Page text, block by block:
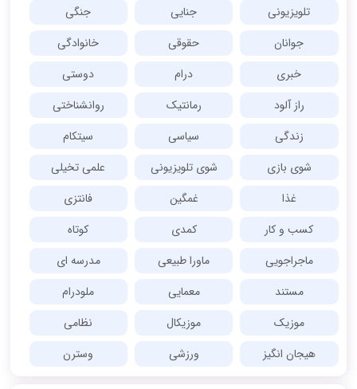
تلویزیونی
جنایی
جنگی
جوانان
حقوقی
خانوادگی
خبری
درام
دوستی
راز آلود
رمانتیک
روانشناختی
زندگی
سیاسی
سیتکام
شوی بازی
شوی تلویزیونی
علمی تخیلی
غذا
غمگین
فانتزی
کسب و کار
کمدی
کوتاه
ماجراجویی
ماورا طبیعی
مدرسه ای
مستند
معمایی
ملودرام
موزیک
موزیکال
نظامی
هیجان انگیز
ورزشی وسترن